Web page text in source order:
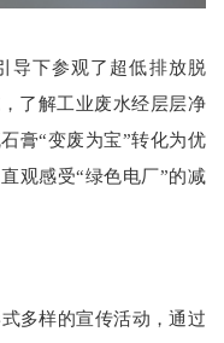
下参观了超低排放脱
了解工业废水经层层净
膏“变废为宝”转化为优
观感受“绿色电厂”的减
多样的宣传活动，通过